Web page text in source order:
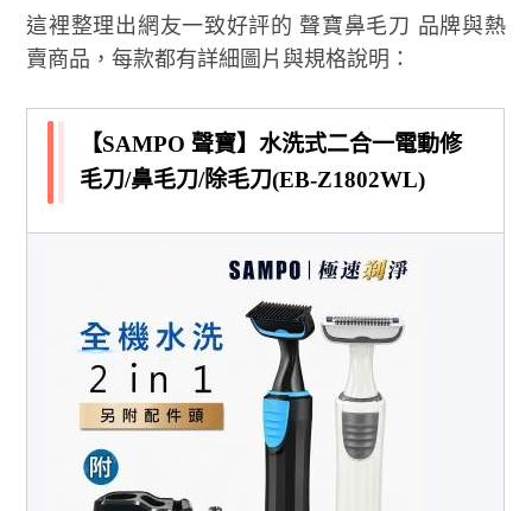
這裡整理出網友一致好評的 聲寶鼻毛刀 品牌與熱
賣商品，每款都有詳細圖片與規格說明：
【SAMPO 聲寶】水洗式二合一電動修
毛刀/鼻毛刀/除毛刀(EB-Z1802WL)